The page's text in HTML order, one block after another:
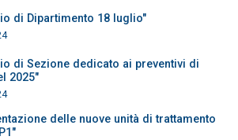
di Dipartimento 18 luglio"
di Sezione dedicato ai preventivi di
2025"
delle nuove unità di trattamento